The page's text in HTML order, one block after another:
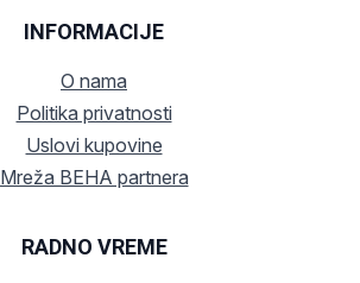
INFORMACIJE
O nama
Politika privatnosti
Uslovi kupovine
Mreža BEHA partnera
RADNO VREME